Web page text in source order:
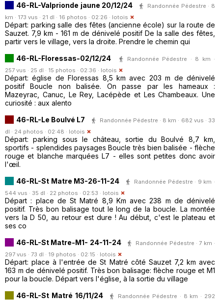
46-RL-Valprionde jaune 20/12/24
Randonnée Pédestre · 8
km · 173 vus · 21 dl · 16 photos · 02:26 · lotois
Départ: parking salle des fêtes (ancienne école) sur la route de
Sauzet. 7,9 km - 161 m de dénivelé positif De la salle des fêtes,
partir vers le village, vers la droite. Prendre le chemin qui
46-RL-Floressas-02/12/24
Randonnée Pédestre · 8 km ·
257 vus · 25 dl · 15 photos · 02:36 · lotois
Départ: église de Floressas 8,5 km avec 203 m de dénivelé
positif Boucle non balisée. On passe par les hameaux :
Mazeyrac, Canuc, Le Rey, Lacépède et Les Chambeaux. Une
curiosité : aux alento
46-RL-Le Boulvé L7
Randonnée Pédestre · 8 km · 682 vus · 33
dl · 24 photos · 02:48 · lotois
Départ: parking sous le château, sortie du Boulvé 8,7 km,
sportifs - splendides paysages Boucle très bien balisée - flèche
rouge et blanche marquées L7 - elles sont petites donc avoir
l'œil.
46-RL-St Matre M3-26-11-24
Randonnée Pédestre · 9 km ·
544 vus · 35 dl · 22 photos · 02:53 · lotois
Départ : place de St Matré 8,9 Km avec 238 m de dénivelé
positif. Très bon balisage tout le long de la boucle. La montée
vers la D 50, au retour est dure ! Au début, c'est le plateau et
ses co
46-RL-St Matre-M1- 24-11-24
Randonnée Pédestre · 7 km ·
297 vus · 73 dl · 19 photos · 02:15 · lotois
Départ: place à l'entrée de St Matré côté Sauzet 7,2 km avec
163 m de dénivelé positif. Très bon balisage: flèche rouge et M1
pour la boucle. Départ vers l'église, à la sortie du village
46-RL-St Matré 16/11/24
Randonnée Pédestre · 8 km · 292